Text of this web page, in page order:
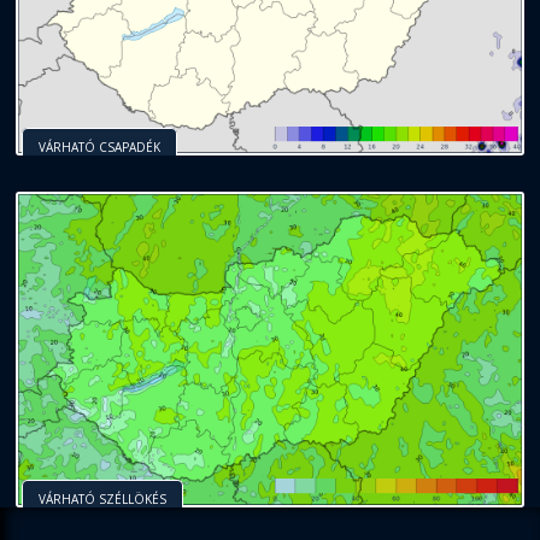
VÁRHATÓ CSAPADÉK
VÁRHATÓ SZÉLLÖKÉS